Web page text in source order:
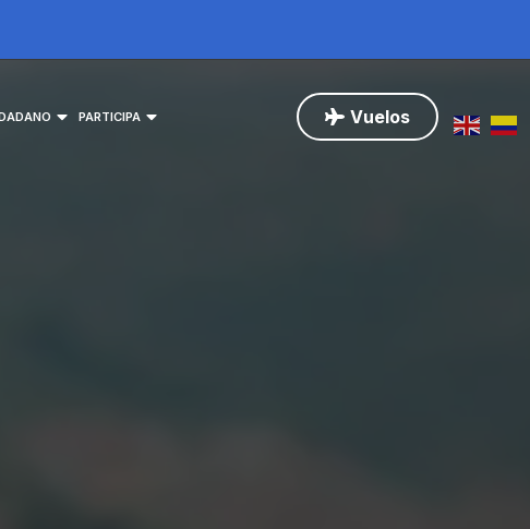
PARTICIPA Vuelos